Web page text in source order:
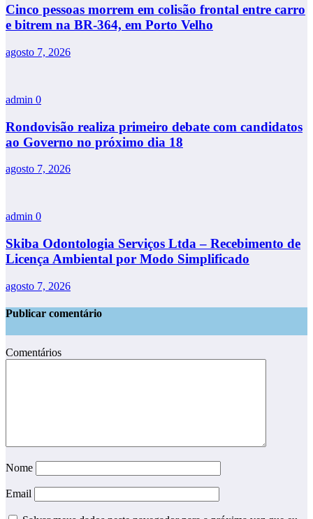
Cinco pessoas morrem em colisão frontal entre carro
e bitrem na BR-364, em Porto Velho
agosto 7, 2026
admin 0
Rondovisão realiza primeiro debate com candidatos
ao Governo no próximo dia 18
agosto 7, 2026
admin 0
Skiba Odontologia Serviços Ltda – Recebimento de
Licença Ambiental por Modo Simplificado
agosto 7, 2026
Publicar comentário
Comentários
Nome
Email